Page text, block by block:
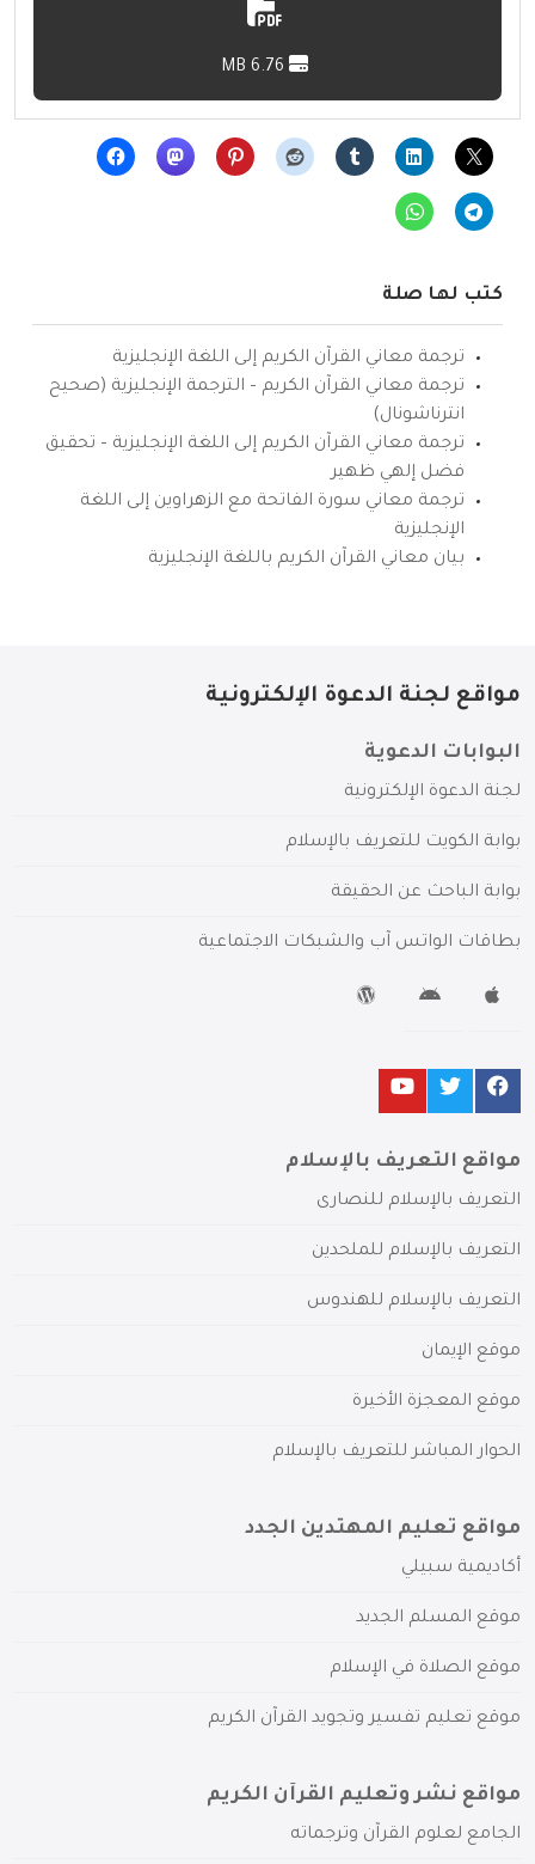
كتب لها صلة
ترجمة معاني القرآن الكريم إلى اللغة الإنجليزية
ترجمة معاني القرآن الكريم – الترجمة الإنجليزية (صحيح
انترناشونال)
ترجمة معاني القرآن الكريم إلى اللغة الإنجليزية – تحقيق
فضل إلهي ظهير
ترجمة معاني سورة الفاتحة مع الزهراوين إلى اللغة
الإنجليزية
بيان معاني القرآن الكريم باللغة الإنجليزية
مواقع لجنة الدعوة الإلكترونية
البوابات الدعوية
لجنة الدعوة الإلكترونية
بوابة الكويت للتعريف بالإسلام
بوابة الباحث عن الحقيقة
بطاقات الواتس آب والشبكات الاجتماعية
مواقع التعريف بالإسلام
التعريف بالإسلام للنصارى
التعريف بالإسلام للملحدين
التعريف بالإسلام للهندوس
موقع الإيمان
موقع المعجزة الأخيرة
الحوار المباشر للتعريف بالإسلام
مواقع تعليم المهتدين الجدد
أكاديمية سبيلي
موقع المسلم الجديد
موقع الصلاة في الإسلام
موقع تعليم تفسير وتجويد القرآن الكريم
مواقع نشر وتعليم القرآن الكريم
الجامع لعلوم القرآن وترجماته